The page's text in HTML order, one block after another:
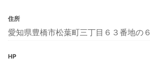
住所
愛知県豊橋市松葉町三丁目６３番地の６
HP